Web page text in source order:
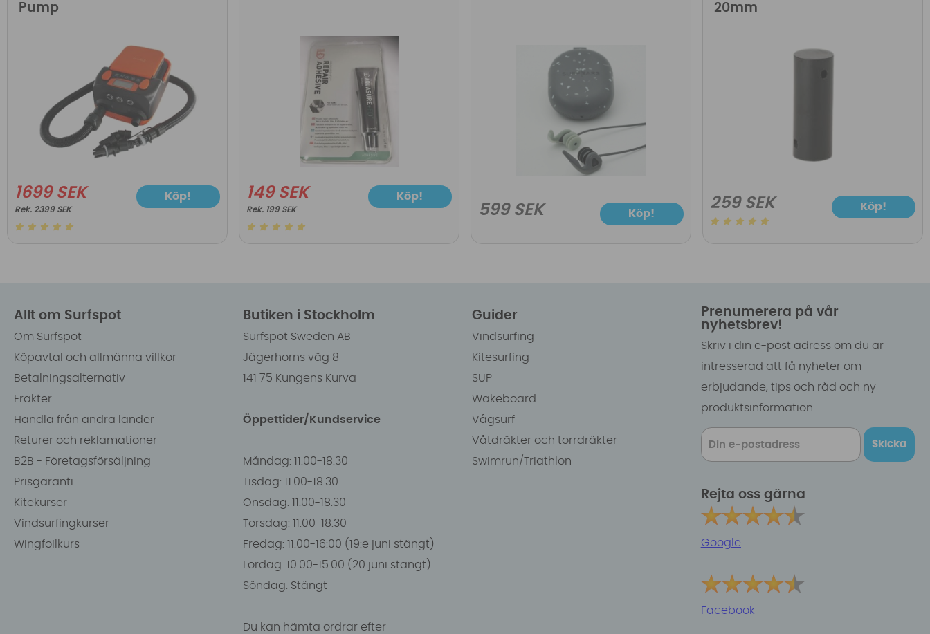
Pump
1699 SEK
2399 SEK
Köp! 149 SEK
199 SEK
Köp!
599 SEK Köp!
20mm
259 SEK Köp!
Allt om Surfspot
Om Surfspot
Köpavtal och allmänna villkor
Betalningsalternativ
Frakter
Handla från andra länder
Returer och reklamationer
B2B - Företagsförsäljning
Prisgaranti
Kitekurser
Vindsurfingkurser
Wingfoilkurs
Butiken i Stockholm
Surfspot Sweden AB
Jägerhorns väg 8
141 75 Kungens Kurva
Öppettider/Kundservice
Måndag: 11.00-18.30
Tisdag: 11.00-18.30
Onsdag: 11.00-18.30
Torsdag: 11.00-18.30
Fredag: 11.00-16:00 (19:e juni stängt)
Lördag: 10.00-15.00 (20 juni stängt)
Söndag: Stängt
Du kan hämta ordrar efter
Guider
Vindsurfing
Kitesurfing
SUP
Wakeboard
Vågsurf
Våtdräkter och torrdräkter
Swimrun/Triathlon
Prenumerera på vår
nyhetsbrev!
Skriv i din e-post adress om du är
intresserad att få nyheter om
erbjudande, tips och råd och ny
produktsinformation
Skicka
Rejta oss gärna
Google
Facebook